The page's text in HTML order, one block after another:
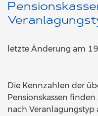
letzte Änderung am
Die Kennzahlen der
Pensionskassen
nach Veranlagungstyp